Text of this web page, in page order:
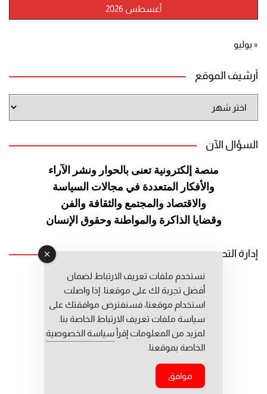
أغسطس 2026
« يوليو
أرشيف الموقع
الموقع
السؤال الآن
منصة إلكترونية تعنى بالحوار ونشر الآراء
والأفكار المتعددة في مجالات السياسة
والاقتصاد والمجتمع والثقافة والفن
وقضايا الذاكرة والمواطنة وحقوق الإنسان
إدارة التحرير
رئيس التحرير: عبد الرحيم التوراني
رئيس التحرير المساعد: المعطي قبال
مديرة التحرير: فاطمة حوحو
جميع حقوق النشر محفوظة © 2026
نستخدم ملفات تعريف الارتباط لضمان
أفضل تجربة لك على موقعنا. إذا واصلت
استخدام موقعنا، فسنفترض موافقتك على
سياسة ملفات تعريف الارتباط الخاصة بنا.
لمزيد من المعلومات إقرأ سياسة الخصوصية
الخاصة بموقعنا.
موافق